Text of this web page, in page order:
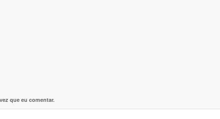
que eu comentar.